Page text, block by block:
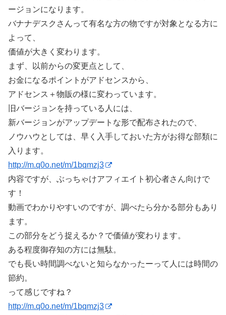
ージョンになります。
バナナデスクさんって有名な方の物ですが対象となる方に
よって、
価値が大きく変わります。
まず、以前からの変更点として、
お金になるポイントがアドセンスから、
アドセンス＋物販の様に変わっています。
旧バージョンを持っている人には、
新バージョンがアップデートな形で配布されたので、
ノウハウとしては、早く入手しておいた方がお得な部類に
入ります。
http://m.q0o.net/m/1bqmzj3
内容ですが、ぶっちゃけアフィエイト初心者さん向けで
す！
動画でわかりやすいのですが、調べたら分かる部分もあり
ます。
この部分をどう捉えるか？で価値が変わります。
ある程度御存知の方には無駄。
でも長い時間調べないと知らなかったーって人には時間の
節約。
って感じですね？
http://m.q0o.net/m/1bqmzj3